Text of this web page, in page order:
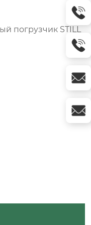
погрузчик STILL